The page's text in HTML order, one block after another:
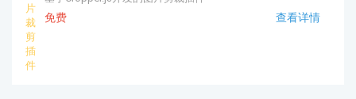
免费 查看详情